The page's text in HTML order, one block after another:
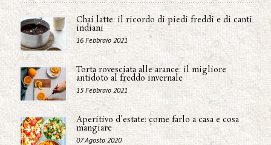
Chai latte: il ricordo di piedi freddi e di canti
indiani
16 Febbraio 2021
Torta rovesciata alle arance: il migliore
antidoto al freddo invernale
15 Febbraio 2021
Aperitivo d'estate: come farlo a casa e cosa
mangiare
07 Agosto 2020